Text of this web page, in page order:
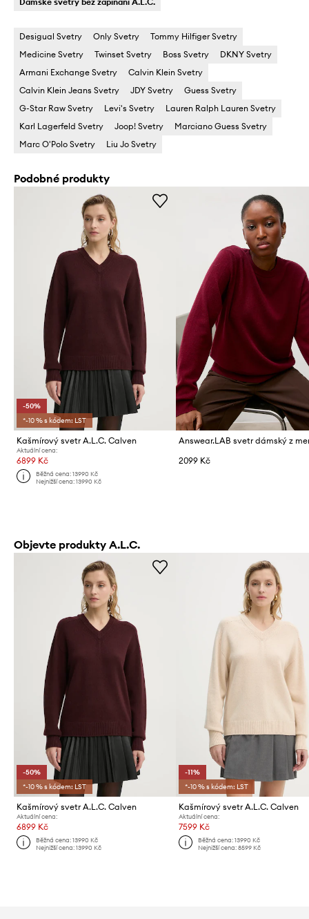
Desigual Svetry Only Svetry
Tommy Hilfiger Svetry
Medicine Svetry
Twinset Svetry Boss Svetry
DKNY Svetry
Armani Exchange Svetry
Calvin Klein Svetry
Calvin Klein Jeans Svetry
JDY Svetry
Guess Svetry
G-Star Raw Svetry
Levi's Svetry
Lauren Ralph Lauren Svetry
Karl Lagerfeld Svetry
Joop! Svetry
Marciano Guess Svetry
Marc O'Polo Svetry
Liu Jo Svetry
Podobné produkty
-50%
*-10 % s kódem: LST
Kašmírový svetr A.L.C. Calven
Aktuální cena:
6899 Kč
Běžná cena:13990 Kč
Nejnižší cena:13990 Kč
2099 Kč
Objevte produkty A.L.C.
-50%
*-10 % s kódem: LST
Kašmírový svetr A.L.C. Calven
Aktuální cena:
6899 Kč
Běžná cena:13990 Kč
Nejnižší cena:13990 Kč
-11%
*-10 % s kódem: LST
Kašmírový svetr A.L.C. Calven
Aktuální cena:
7599 Kč
Běžná cena: 13990 Kč
Nejnižší cena: 8599 Kč